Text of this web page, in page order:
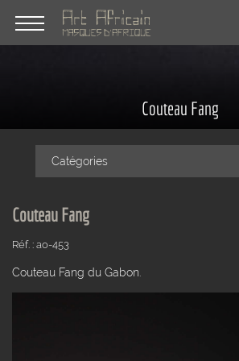
Couteau Fang
Catégories
Couteau Fang
Réf. : ao-453
Couteau Fang du Gabon.